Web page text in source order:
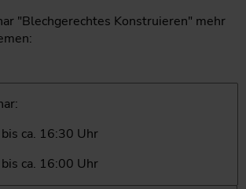
"Blechgerechtes Konstruieren" mehr
ca. 16:30 Uhr
ca. 16:00 Uhr